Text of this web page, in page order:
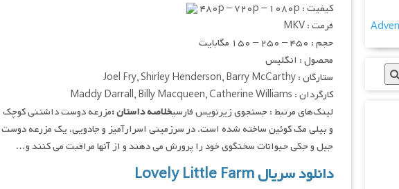
کیفیت : ۴۸۰p – ۷۲۰p – ۱۰۸۰p
فرمت : MKV
حجم : ۴۵۰ – ۲۵۰ – ۱۵۰ مگابایت
محصول : انگلیس
ستارگان : Joel Fry, Shirley Henderson, Barry McCarthy
کارگردان : Maddy Darrall, Billy Macqueen, Catherine Williams
لینک‌های مرتبط : جستجوی زیرنویس فارسیخلاصه داستان :مزرعه دوست داشتنی کوچک
و بیلی مک کوئین ساخته شده است. در سرزمینی اسرارآمیز و جادویی، یک مزرعه
جیل و جکی حیوانات سخنگوی خود را پرورش می دهند و از آنها مراقبت می کنند و…
دانلود سریال Lovely Little Farm